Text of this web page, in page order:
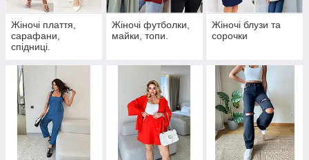
Жіночі плаття,
сарафани,
спідниці.
Жіночі футболки,
майки, топи.
Жіночі блузи та
сорочки